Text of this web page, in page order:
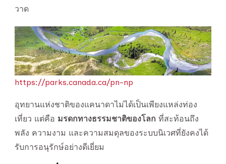
วาด
https://parks.canada.ca/pn-np
อุทยานแห่งชาติของแคนาดาไม่ได้เป็นเพียงแหล่งท่อง
เที่ยว แต่คือ มรดกทางธรรมชาติของโลก ที่สะท้อนถึง
พลัง ความงาม และความสมดุลของระบบนิเวศที่ยังคงได้
รับการอนุรักษ์อย่างดีเยี่ยม